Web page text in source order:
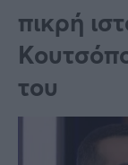
Κόσμος
Lifestyle
πικρή
του